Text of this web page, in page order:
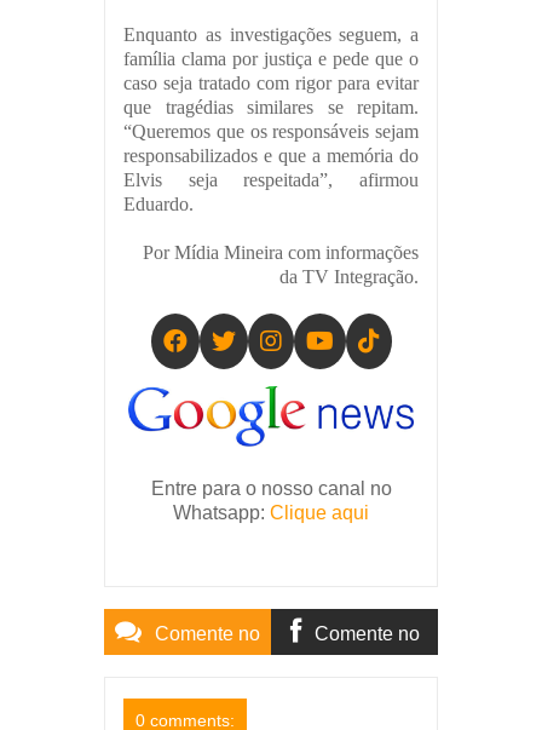
Enquanto as investigações seguem, a
família clama por justiça e pede que o
caso seja tratado com rigor para evitar
que tragédias similares se repitam.
“Queremos que os responsáveis sejam
responsabilizados e que a memória do
Elvis seja respeitada”, afirmou
Eduardo.
Por Mídia Mineira com informações
da TV Integração.
Entre para o nosso canal no
Whatsapp: Clique aqui
Comente no Comente no
0 comments: